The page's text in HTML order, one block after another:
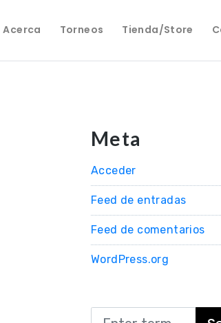
Acerca Torneos Tienda/Store
Meta
Acceder
Feed de entradas
Feed de comentarios
WordPress.org
Search